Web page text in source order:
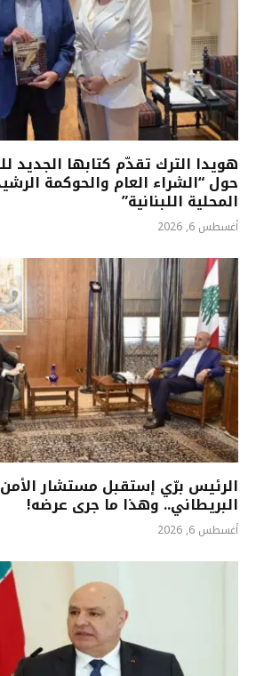
هويدا الترك تقدّم كتابها الجديد
حول “الشراء العام والحوكمة
المحلية اللبنانية”
أغسطس 6, 2026
الرئيس برّي إستقبل مستشار
البريطاني.. وهذا ما جرى عرضه!
أغسطس 6, 2026